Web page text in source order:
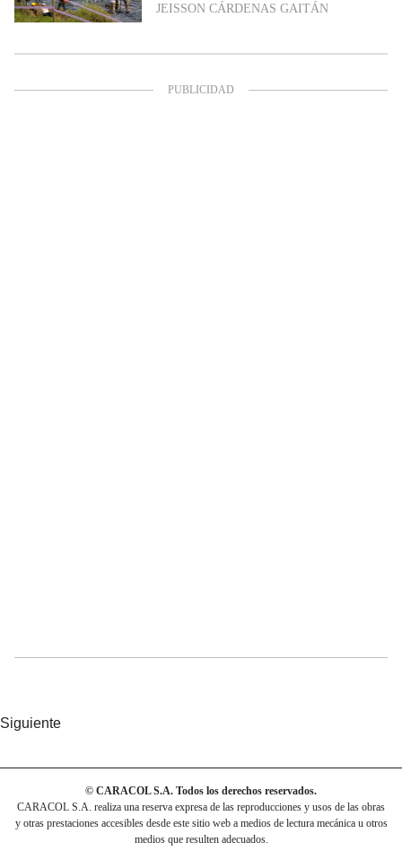
JEISSON CÁRDENAS GAITÁN
Siguiente
© CARACOL S.A. Todos los derechos reservados.
CARACOL S.A. realiza una reserva expresa de las reproducciones y usos de las obras
y otras prestaciones accesibles desde este sitio web a medios de lectura mecánica u otros
medios que resulten adecuados.